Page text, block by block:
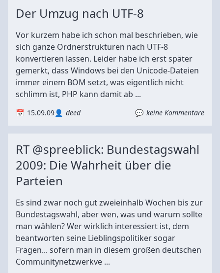
Der Umzug nach UTF-8
Vor kurzem habe ich schon mal beschrieben, wie
sich ganze Ordnerstrukturen nach UTF-8
konvertieren lassen. Leider habe ich erst später
gemerkt, dass Windows bei den Unicode-Dateien
immer einem BOM setzt, was eigentlich nicht
schlimm ist, PHP kann damit ab ...
15.09.09 deed keine Kommentare
RT @spreeblick: Bundestagswahl
2009: Die Wahrheit über die
Parteien
Es sind zwar noch gut zweieinhalb Wochen bis zur
Bundestagswahl, aber wen, was und warum sollte
man wählen? Wer wirklich interessiert ist, dem
beantworten seine Lieblingspolitiker sogar
Fragen... sofern man in diesem großen deutschen
Communitynetzwerkve ...